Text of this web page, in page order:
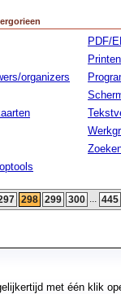
organizers
PDF/
Printen
298 299 300 ... 445
met één klik